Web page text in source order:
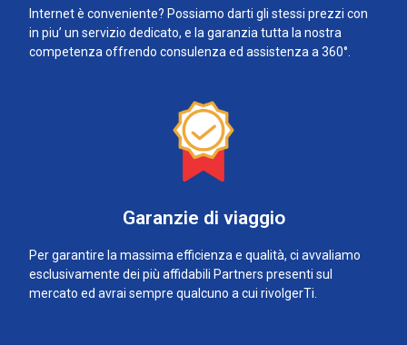
Internet è conveniente? Possiamo darti gli stessi prezzi con
in piu’ un servizio dedicato, e la garanzia tutta la nostra
competenza offrendo consulenza ed assistenza a 360°.
Garanzie di viaggio
Per garantire la massima efficienza e qualità, ci avvaliamo
esclusivamente dei più affidabili Partners presenti sul
mercato ed avrai sempre qualcuno a cui rivolgerTi.